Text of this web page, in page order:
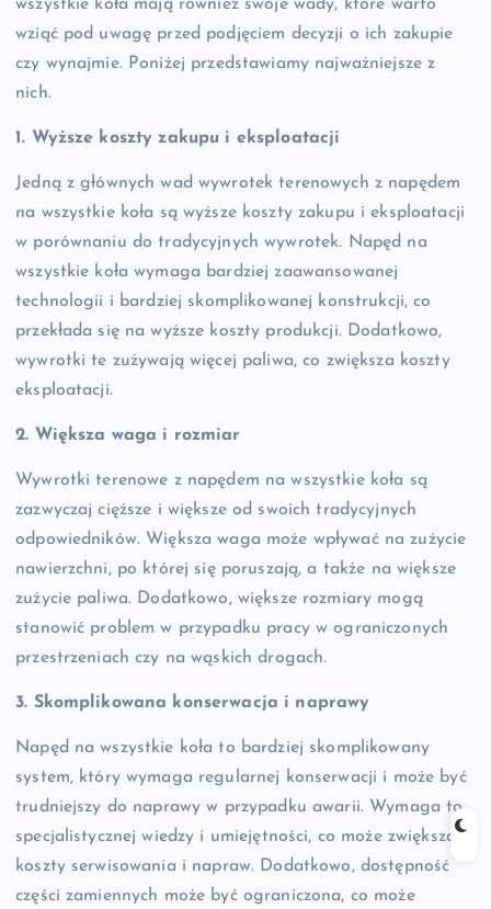
wszystkie koła mają również swoje wady, które warto
wziąć pod uwagę przed podjęciem decyzji o ich zakupie
czy wynajmie. Poniżej przedstawiamy najważniejsze z
nich.
1. Wyższe koszty zakupu i eksploatacji
Jedną z głównych wad wywrotek terenowych z napędem
na wszystkie koła są wyższe koszty zakupu i eksploatacji
w porównaniu do tradycyjnych wywrotek. Napęd na
wszystkie koła wymaga bardziej zaawansowanej
technologii i bardziej skomplikowanej konstrukcji, co
przekłada się na wyższe koszty produkcji. Dodatkowo,
wywrotki te zużywają więcej paliwa, co zwiększa koszty
eksploatacji.
2. Większa waga i rozmiar
Wywrotki terenowe z napędem na wszystkie koła są
zazwyczaj cięższe i większe od swoich tradycyjnych
odpowiedników. Większa waga może wpływać na zużycie
nawierzchni, po której się poruszają, a także na większe
zużycie paliwa. Dodatkowo, większe rozmiary mogą
stanowić problem w przypadku pracy w ograniczonych
przestrzeniach czy na wąskich drogach.
3. Skomplikowana konserwacja i naprawy
Napęd na wszystkie koła to bardziej skomplikowany
system, który wymaga regularnej konserwacji i może być
trudniejszy do naprawy w przypadku awarii. Wymaga to
specjalistycznej wiedzy i umiejętności, co może zwiększać
koszty serwisowania i napraw. Dodatkowo, dostępność
części zamiennych może być ograniczona, co może